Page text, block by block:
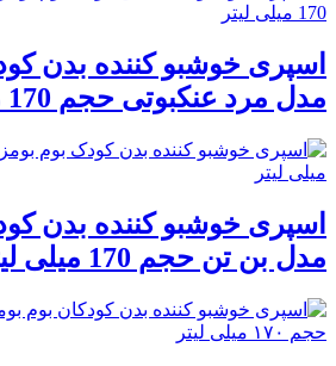
اسپری خوشبو کننده بدن
مدل مرد عنکبوتی حجم 170 میلی لیتر
اسپری خوشبو کننده بدن
مدل بن تن حجم 170 میلی لیتر